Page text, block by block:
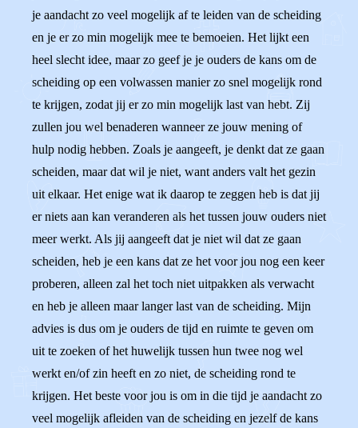
je aandacht zo veel mogelijk af te leiden van de scheiding
en je er zo min mogelijk mee te bemoeien. Het lijkt een
heel slecht idee, maar zo geef je je ouders de kans om de
scheiding op een volwassen manier zo snel mogelijk rond
te krijgen, zodat jij er zo min mogelijk last van hebt. Zij
zullen jou wel benaderen wanneer ze jouw mening of
hulp nodig hebben. Zoals je aangeeft, je denkt dat ze gaan
scheiden, maar dat wil je niet, want anders valt het gezin
uit elkaar. Het enige wat ik daarop te zeggen heb is dat jij
er niets aan kan veranderen als het tussen jouw ouders niet
meer werkt. Als jij aangeeft dat je niet wil dat ze gaan
scheiden, heb je een kans dat ze het voor jou nog een keer
proberen, alleen zal het toch niet uitpakken als verwacht
en heb je alleen maar langer last van de scheiding. Mijn
advies is dus om je ouders de tijd en ruimte te geven om
uit te zoeken of het huwelijk tussen hun twee nog wel
werkt en/of zin heeft en zo niet, de scheiding rond te
krijgen. Het beste voor jou is om in die tijd je aandacht zo
veel mogelijk afleiden van de scheiding en jezelf de kans